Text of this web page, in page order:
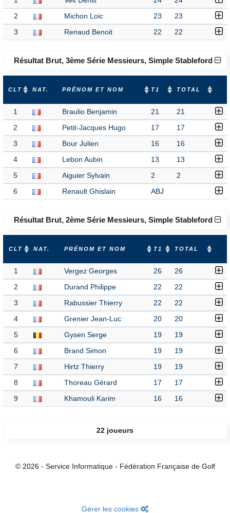
2 Michon Loic 23 23
3 Renaud Benoit 22 22
Résultat Brut, 3ème Série Messieurs, Simple Stableford
CLT NAT. PRÉNOM ET NOM T1 TOTAL
1 Braulio Benjamin 21 21
2 Petit-Jacques Hugo 17 17
3 Bour Julien 16 16
4 Lebon Aubin 13 13
5 Aiguier Sylvain 2 2
6 Renault Ghislain ABJ
Résultat Brut, 2ème Série Messieurs, Simple Stableford
CLT NAT. PRÉNOM ET NOM T1 TOTAL
1 Vergez Georges 26 26
2 Durand Philippe 22 22
3 Rabussier Thierry 22 22
4 Grenier Jean-Luc 20 20
5 Gysen Serge 19 19
6 Brand Simon 19 19
7 Hirtz Thierry 19 19
8 Thoreau Gérard 17 17
9 Khamouli Karim 16 16
22 joueurs
© 2026 - Service Informatique - Fédération Française de Golf
Gérer les cookies